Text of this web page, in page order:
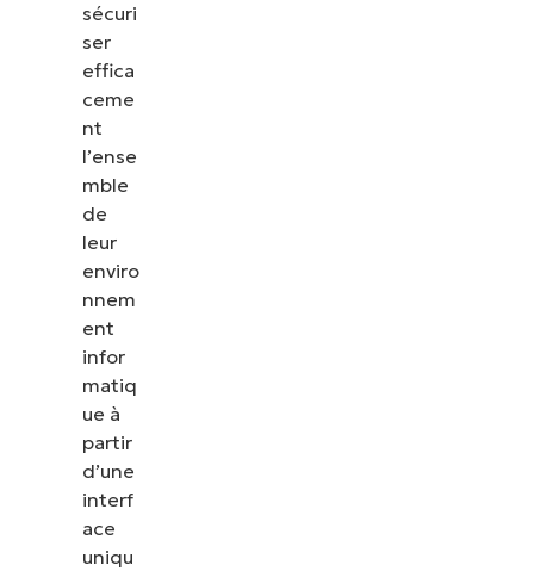
sécuri
ser
effica
ceme
nt
l’ense
mble
de
leur
enviro
nnem
ent
infor
matiq
ue à
partir
d’une
interf
ace
uniqu